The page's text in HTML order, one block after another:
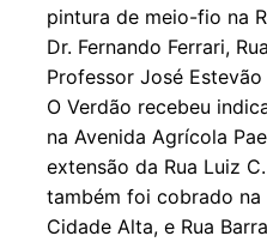
pintura de meio-fio na
Dr. Fernando Ferrari,
Professor José Estevão
O Verdão recebeu
na Avenida Agrícola
extensão da Rua Luiz
também foi cobrado na
Cidade Alta, e Rua